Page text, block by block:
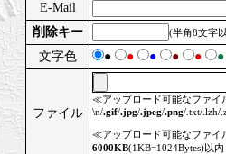
E-Mail
削除キー
(半角8文字
文字色 ● ● ● ● ● ●
ファイル
≪アップロード可能なファ
\n/.gif/.jpg/.jpeg/.png/.txt/.lzh/
≪アップロード可能なファ
6000KB(1KB=1024Bytes)以内